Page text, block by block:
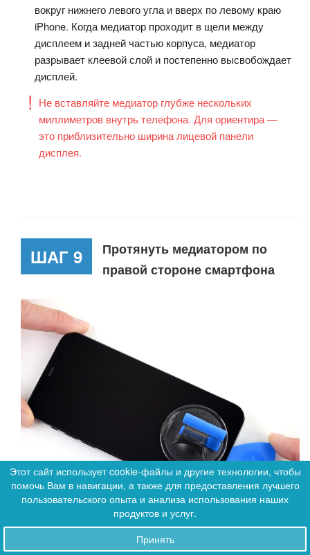
0
0
вокруг нижнего левого угла и вверх по левому краю
iPhone. Когда медиатор проходит в щели между
дисплеем и задней частью корпуса, медиатор
разрывает клеевой слой и постепенно высвобождает
дисплей.
Не вставляйте медиатор глубже нескольких
миллиметров внутрь телефона. Для ориентира —
это приблизительно ширина лицевой панели
дисплея.
ШАГ 9
Протянуть медиатором по
правой стороне смартфона
Этот сайт использует cookie-файлы и другие технологии, чтобы
помочь Вам в навигации, а также для предоставления лучшего
пользовательского опыта и анализа использования наших
продуктов и услуг.
Принять